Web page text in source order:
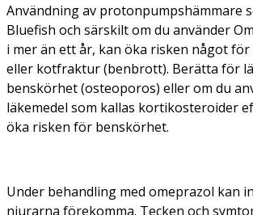
Användning av protonpumpshämmare
Bluefish och särskilt om du använder
i mer än ett år, kan öka risken något
eller kotfraktur (benbrott). Berätta för
benskörhet (osteoporos) eller om du
läkemedel som kallas kortikosteroider
öka risken för benskörhet.
Under behandling med omeprazol kan
njurarna förekomma. Tecken och